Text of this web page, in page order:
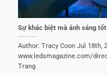
Sự khác biệt mà ánh sáng
Author: Tracy Coon Jul 18th,
www.ledsmagazine.com/
Trang